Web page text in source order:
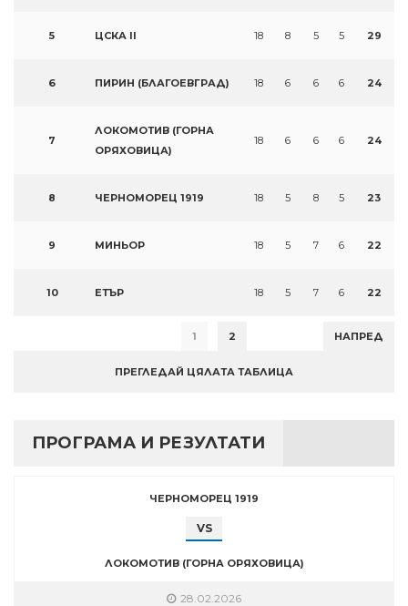
5 ЦСКА II 18 8 5 5 29
6 ПИРИН (БЛАГОЕВГРАД) 18 6 6 6 24
7
ЛОКОМОТИВ (ГОРНА
ОРЯХОВИЦА)
18 6 6 6 24
8 ЧЕРНОМОРЕЦ 1919 18 5 8 5 23
9 МИНЬОР 18 5 7 6 22
10 ЕТЪР 18 5 7 6 22
1 2 НАПРЕД
ПРЕГЛЕДАЙ ЦЯЛАТА ТАБЛИЦА
ПРОГРАМА И РЕЗУЛТАТИ
ЧЕРНОМОРЕЦ 1919
VS
ЛОКОМОТИВ (ГОРНА ОРЯХОВИЦА)
28.02.2026